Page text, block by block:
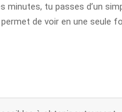
tu passes d’un
de voir en une seule